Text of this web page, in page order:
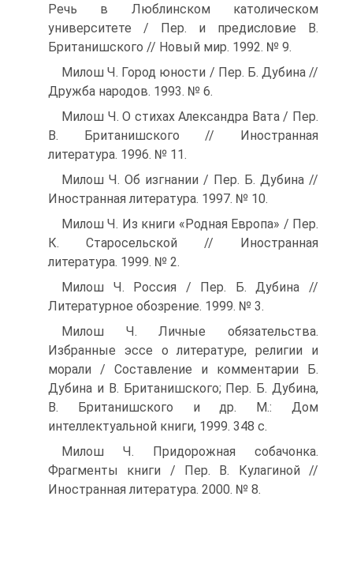
Речь в Люблинском католическом
университете / Пер. и предисловие В.
Британишского // Новый мир. 1992. № 9.
Милош Ч. Город юности / Пер. Б. Дубина //
Дружба народов. 1993. № 6.
Милош Ч. О стихах Александра Вата / Пер.
В. Британишского // Иностранная
литература. 1996. № 11.
Милош Ч. Об изгнании / Пер. Б. Дубина //
Иностранная литература. 1997. № 10.
Милош Ч. Из книги «Родная Европа» / Пер.
К. Старосельской // Иностранная
литература. 1999. № 2.
Милош Ч. Россия / Пер. Б. Дубина //
Литературное обозрение. 1999. № 3.
Милош Ч. Личные обязательства.
Избранные эссе о литературе, религии и
морали / Составление и комментарии Б.
Дубина и В. Британишского; Пер. Б. Дубина,
В. Британишского и др. М.: Дом
интеллектуальной книги, 1999. 348 с.
Милош Ч. Придорожная собачонка.
Фрагменты книги / Пер. В. Кулагиной //
Иностранная литература. 2000. № 8.